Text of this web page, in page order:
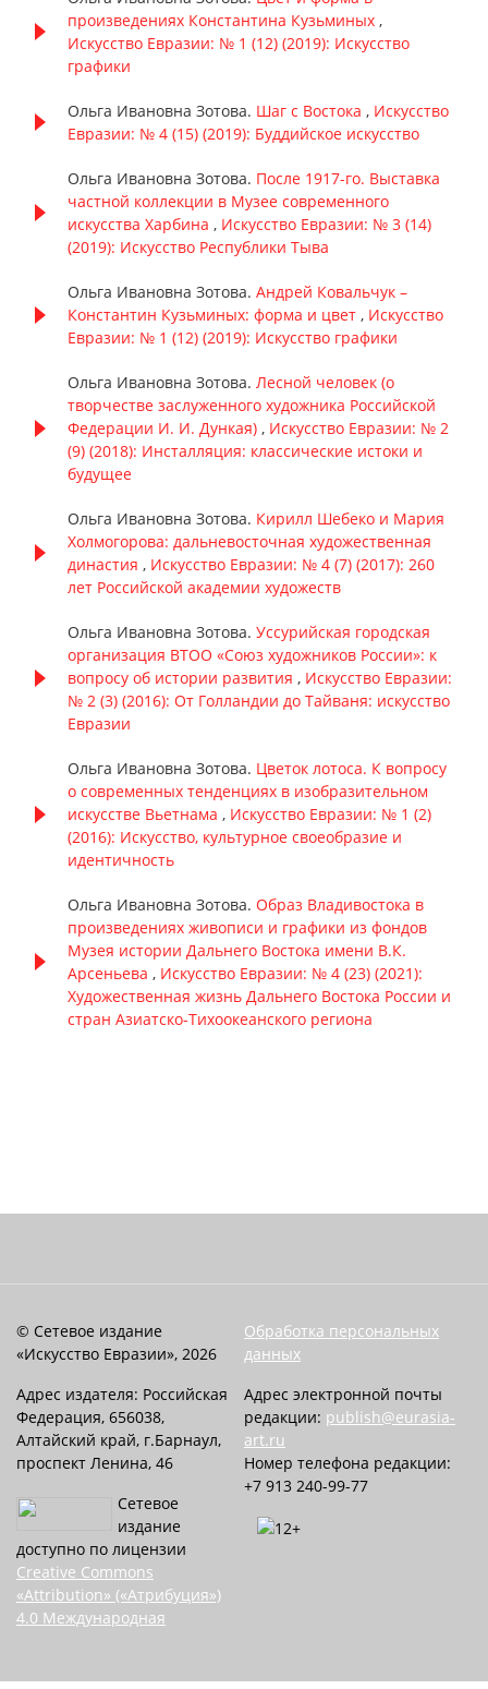
произведениях Константина Кузьминых ,
Искусство Евразии: № 1 (12) (2019): Искусство
графики
Ольга Ивановна Зотова. Шаг с Востока , Искусство
Евразии: № 4 (15) (2019): Буддийское искусство
Ольга Ивановна Зотова. После 1917-го. Выставка
частной коллекции в Музее современного
искусства Харбина , Искусство Евразии: № 3 (14)
(2019): Искусство Республики Тыва
Ольга Ивановна Зотова. Андрей Ковальчук –
Константин Кузьминых: форма и цвет , Искусство
Евразии: № 1 (12) (2019): Искусство графики
Ольга Ивановна Зотова. Лесной человек (о
творчестве заслуженного художника Российской
Федерации И. И. Дункая) , Искусство Евразии: № 2
(9) (2018): Инсталляция: классические истоки и
будущее
Ольга Ивановна Зотова. Кирилл Шебеко и Мария
Холмогорова: дальневосточная художественная
династия , Искусство Евразии: № 4 (7) (2017): 260
лет Российской академии художеств
Ольга Ивановна Зотова. Уссурийская городская
организация ВТОО «Союз художников России»: к
вопросу об истории развития , Искусство Евразии:
№ 2 (3) (2016): От Голландии до Тайваня: искусство
Евразии
Ольга Ивановна Зотова. Цветок лотоса. К вопросу
о современных тенденциях в изобразительном
искусстве Вьетнама , Искусство Евразии: № 1 (2)
(2016): Искусство, культурное своеобразие и
идентичность
Ольга Ивановна Зотова. Образ Владивостока в
произведениях живописи и графики из фондов
Музея истории Дальнего Востока имени В.К.
Арсеньева , Искусство Евразии: № 4 (23) (2021):
Художественная жизнь Дальнего Востока России и
стран Азиатско-Тихоокеанского региона
© Сетевое издание
«Искусство Евразии», 2026
Адрес издателя: Российская
Федерация, 656038,
Алтайский край, г.Барнаул,
проспект Ленина, 46
Сетевое
издание
доступно по лицензии
Creative Commons
«Attribution» («Атрибуция»)
4.0 Международная
Обработка персональных
данных
Адрес электронной почты
редакции: publish@eurasia-
art.ru
Номер телефона редакции:
+7 913 240-99-77